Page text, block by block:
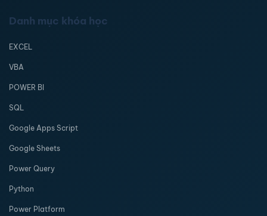
Danh mục khóa học
EXCEL
VBA
POWER BI
SQL
Google Apps Script
Google Sheets
Power Query
Python
Power Platform